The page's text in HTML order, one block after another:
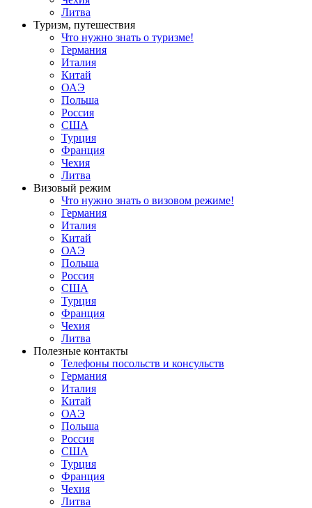
Литва
Туризм, путешествия
Что нужно знать о туризме!
Германия
Италия
Китай
ОАЭ
Польша
Россия
США
Турция
Франция
Чехия
Литва
Визовый режим
Что нужно знать о визовом режиме!
Германия
Италия
Китай
ОАЭ
Польша
Россия
США
Турция
Франция
Чехия
Литва
Полезные контакты
Телефоны посольств и консульств
Германия
Италия
Китай
ОАЭ
Польша
Россия
США
Турция
Франция
Чехия
Литва